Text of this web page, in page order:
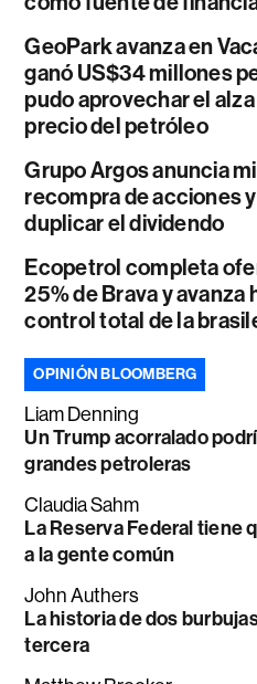
GeoPark avanza en
ganó US$34 millones
pudo aprovechar el
precio del petróleo
Grupo Argos anuncia
recompra de acciones
duplicar el dividendo
Ecopetrol completa
25% de Brava y avanza
control total de la
OPINIÓN BLOOMBERG
Liam Denning
Un Trump acorralado
grandes petroleras
Claudia Sahm
La Reserva Federal tiene
a la gente común
John Authers
La historia de dos
tercera